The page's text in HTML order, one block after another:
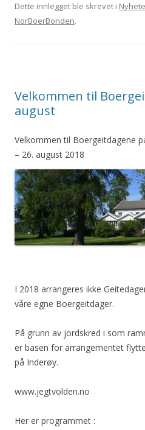
Dette innlegget ble skrevet i
NorBoerBonden.
Velkommen til
august
Velkommen til Boergeitdagene
– 26. august 2018
I 2018 arrangeres ikke
våre egne Boergeitdager.
På grunn av jordskred i som
er basen for arrangementet
på Inderøy.
www.jegtvolden.no
Her er programmet :